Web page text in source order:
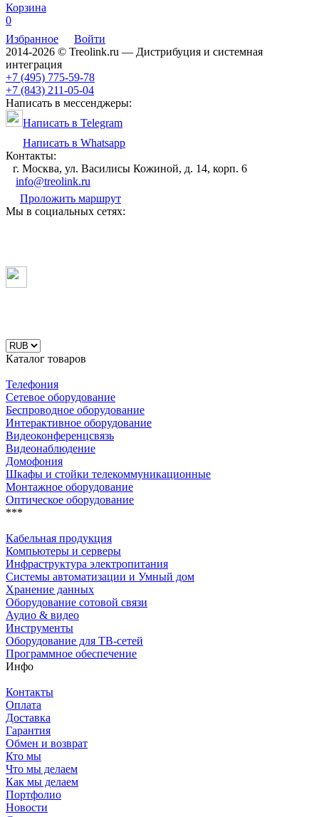
Корзина
0
Избранное
Войти
2014-2026 © Treolink.ru — Дистрибуция и системная
интеграция
+7 (495) 775-59-78
+7 (843) 211-05-04
Написать в мессенджеры:
Написать в Telegram
Написать в Whatsapp
Контакты:
г. Москва, ул. Василисы Кожиной, д. 14, корп. 6
info@treolink.ru
Проложить маршрут
Мы в социальных сетях:
Каталог товаров
Телефония
Сетевое оборудование
Беспроводное оборудование
Интерактивное оборудование
Видеоконференцсвязь
Видеонаблюдение
Домофония
Шкафы и стойки телекоммуникационные
Монтажное оборудование
Оптическое оборудование
***
Кабельная продукция
Компьютеры и серверы
Инфраструктура электропитания
Системы автоматизации и Умный дом
Хранение данных
Оборудование сотовой связи
Аудио & видео
Инструменты
Оборудование для ТВ-сетей
Программное обеспечение
Инфо
Контакты
Оплата
Доставка
Гарантия
Обмен и возврат
Кто мы
Что мы делаем
Как мы делаем
Портфолио
Новости